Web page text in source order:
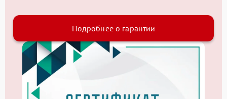
Подробнее о гарантии